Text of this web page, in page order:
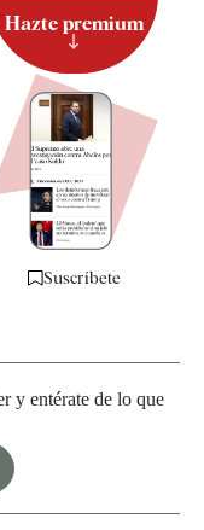
Hazte premium
Suscríbete
y entérate de lo que